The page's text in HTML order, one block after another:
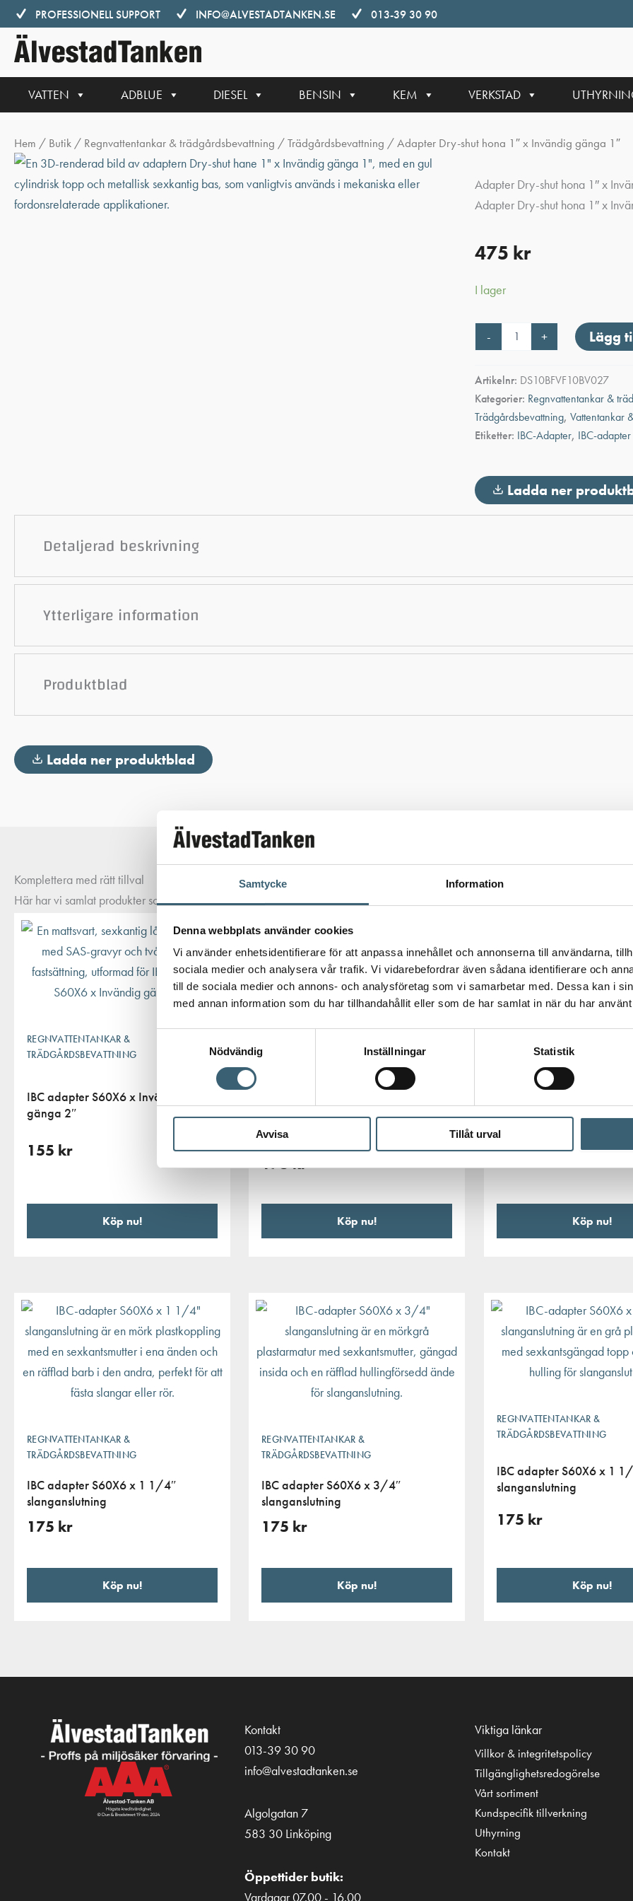
Samtycke Information
Denna webbplats använder cookies
Vi använder enhetsidentifierare för att anpassa innehållet och annonserna till användarna,
sociala medier och analysera vår trafik. Vi vidarebefordrar även sådana identifierare och
till de sociala medier och annons- och analysföretag som vi samarbetar med. Dessa kan i
med annan information som du har tillhandahållit eller som de har samlat in när du har
Nödvändig
Inställningar Statistik
Avvisa Tillåt urval
Hoppa
till
innehåll
PROFESSIONELL SUPPORT INFO@ALVESTADTANKEN.SE 013-39 30 90
VATTEN ADBLUE DIESEL BENSIN KEM VERKSTAD
Hem / Butik / Regnvattentankar & trädgårdsbevattning /Trädgårdsbevattning / Adapter Dry-shut hona 1″ x Invändig gänga 1″
Adapter Dry-shut hona 1″ x
Adapter Dry-shut hona 1″ x
475 kr
I lager
-
Dry-
1"
x
Invändig
gänga
1"
+ Lägg
Artikelnr: DS10BFVF10BV027
Kategorier: Regnvattentankar &
Trädgårdsbevattning, Vattentankar
Etiketter: IBC-Adapter, IBC-
Ladda ner
Detaljerad beskrivning
Ytterligare information
Produktblad
Ladda ner produktblad
Komplettera med rätt tillval
Här har vi samlat produkter som ofta passar bra ihop med det du tittar på – för en mer komplett lösning.
REGNVATTENTANKAR &
TRÄDGÅRDSBEVATTNING
IBC adapter S60X6 x Invändig
gänga 2″
155 kr
Köp nu!
IBC adapter S60X6 x 1″
slanganslutning
175kr
Köp nu!
TRÄDGÅRDSBEVATTNING
IBC adapter S60X6 x
gänga 2″
120kr
Köp nu!
REGNVATTENTANKAR &
TRÄDGÅRDSBEVATTNING
IBC adapter S60X6 x 1 1/4″
slanganslutning
175 kr
Köp nu!
REGNVATTENTANKAR &
TRÄDGÅRDSBEVATTNING
IBC adapter S60X6 x 3/4″
slanganslutning
175 kr
Köp nu!
REGNVATTENTANKAR &
TRÄDGÅRDSBEVATTNING
IBC adapter S60X6 x 1
slanganslutning
175 kr
Köp nu!
Kontakt
013-39 30 90
info@alvestadtanken.se
Algolgatan 7
583 30 Linköping
Öppettider butik:
Vardagar 07.00 - 16.00
Viktiga länkar
Villkor & integritetspolicy
Tillgänglighetsredogörelse
Vårt sortiment
Kundspecifik tillverkning
Uthyrning
Kontakt